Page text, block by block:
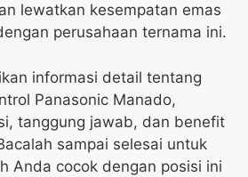
lewatkan kesempatan emas
perusahaan ternama ini.
informasi detail tentang
Panasonic Manado,
tanggung jawab, dan benefit
sampai selesai untuk
Anda cocok dengan posisi ini